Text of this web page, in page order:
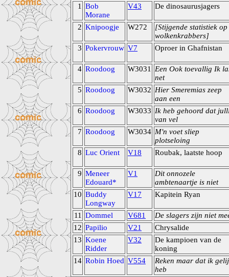
1
Bob
Morane
V43 De dinosaurusjagers
2 Knipoogje W272
[Stijgende statistiek op
wolkenkrabbers]
3 Pokervrouw V7 Oproer in Ghafnistan
4 Roodoog W3031
Een Ook toevallig Ik
net
5 Roodoog W3032 Hier Smeremias zeep
aan een
6 Roodoog W3033 Ik heb gehoord dat
van vel
7 Roodoog W3034 M'n voet sliep
plotseloing
8 Luc Orient V18 Roubak, laatste hoop
9 Meneer
Edouard*
V1
Dit onnozele
ambtenaartje is niet
10 Buddy
Longway
V17 Kapitein Ryan
11 Dommel V681
De slagers zijn niet
12 Papilio V21
Chrysalide
13 Koene
Ridder
V32
De kampioen van de
koning
14 Robin Hoed V554
Reken maar dat ik
heb